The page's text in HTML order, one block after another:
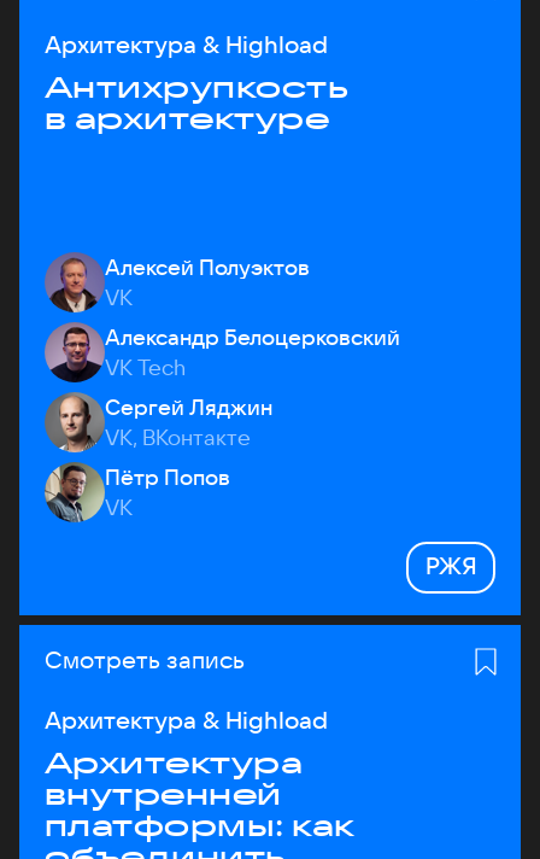
Архитектура & Highload
Антихрупкость
в архитектуре
Алексей Полуэктов
VK
Александр Белоцерковский
VK Tech
Сергей Ляджин
VK, ВКонтакте
Пётр Попов
VK
РЖЯ
Смотреть запись
Архитектура & Highload
Архитектура
внутренней
платформы: как